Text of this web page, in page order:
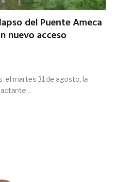
del Puente Ameca
nuevo acceso
el martes 31 de agosto, la